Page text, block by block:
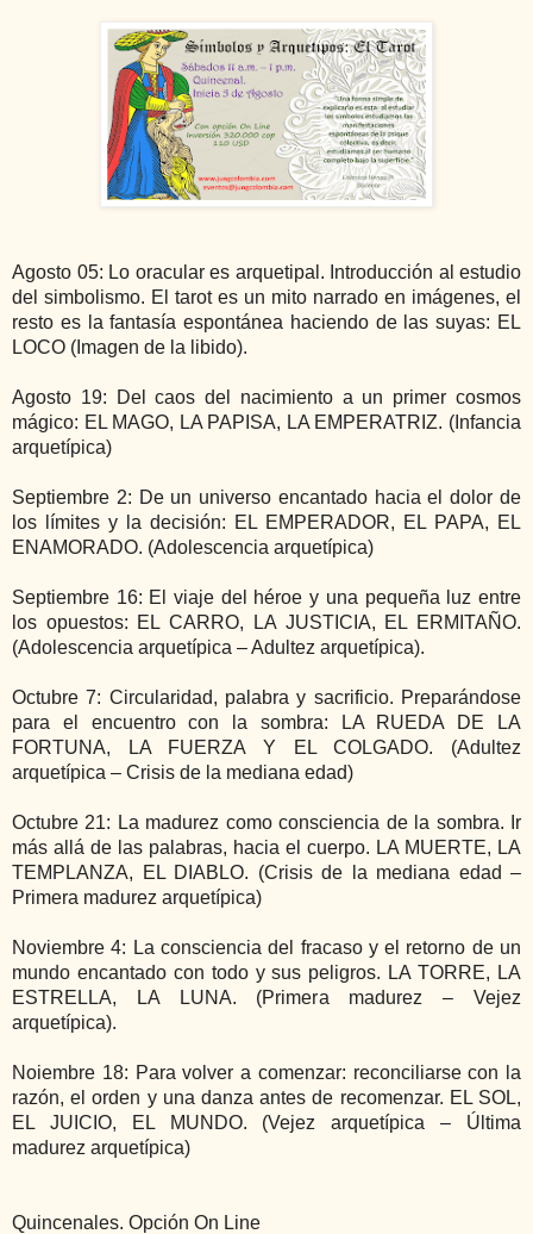
Agosto 05: Lo oracular es arquetipal. Introducción al estudio
del simbolismo. El tarot es un mito narrado en imágenes, el
resto es la fantasía espontánea haciendo de las suyas: EL
LOCO (Imagen de la libido).
Agosto 19: Del caos del nacimiento a un primer cosmos
mágico: EL MAGO, LA PAPISA, LA EMPERATRIZ. (Infancia
arquetípica)
Septiembre 2: De un universo encantado hacia el dolor de
los límites y la decisión: EL EMPERADOR, EL PAPA, EL
ENAMORADO. (Adolescencia arquetípica)
Septiembre 16: El viaje del héroe y una pequeña luz entre
los opuestos: EL CARRO, LA JUSTICIA, EL ERMITAÑO.
(Adolescencia arquetípica – Adultez arquetípica).
Octubre 7: Circularidad, palabra y sacrificio. Preparándose
para el encuentro con la sombra: LA RUEDA DE LA
FORTUNA, LA FUERZA Y EL COLGADO. (Adultez
arquetípica – Crisis de la mediana edad)
Octubre 21: La madurez como consciencia de la sombra. Ir
más allá de las palabras, hacia el cuerpo. LA MUERTE, LA
TEMPLANZA, EL DIABLO. (Crisis de la mediana edad –
Primera madurez arquetípica)
Noviembre 4: La consciencia del fracaso y el retorno de un
mundo encantado con todo y sus peligros. LA TORRE, LA
ESTRELLA, LA LUNA. (Primera madurez – Vejez
arquetípica).
Noiembre 18: Para volver a comenzar: reconciliarse con la
razón, el orden y una danza antes de recomenzar. EL SOL,
EL JUICIO, EL MUNDO. (Vejez arquetípica – Última
madurez arquetípica)
Quincenales. Opción On Line